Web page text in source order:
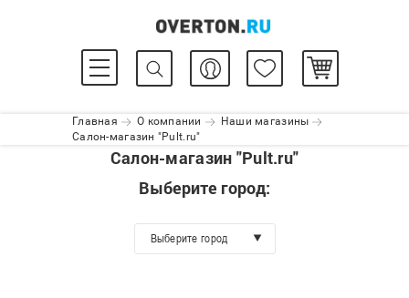
Главная О компании
Наши магазины
Салон-магазин "Pult.ru"
Салон-магазин "Pult.ru"
Выберите город:
Выберите город